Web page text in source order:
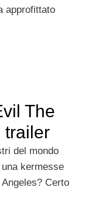
approfittato
The
trailer
del mondo
kermesse
Certo